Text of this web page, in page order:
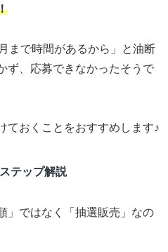
まで時間があるから」と油断
ず、応募できなかったそうで
ておくことをおすすめします♪
テップ解説
」ではなく「抽選販売」なの